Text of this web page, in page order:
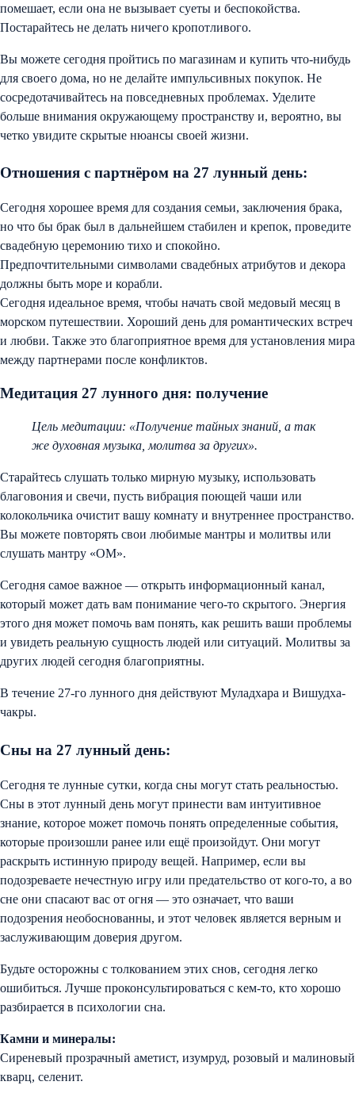
помешает, если она не вызывает суеты и беспокойства.
Постарайтесь не делать ничего кропотливого.
Вы можете сегодня пройтись по магазинам и купить что-нибудь
для своего дома, но не делайте импульсивных покупок. Не
сосредотачивайтесь на повседневных проблемах. Уделите
больше внимания окружающему пространству и, вероятно, вы
четко увидите скрытые нюансы своей жизни.
Отношения с партнёром на 27 лунный день:
Сегодня хорошее время для создания семьи, заключения брака,
но что бы брак был в дальнейшем стабилен и крепок, проведите
свадебную церемонию тихо и спокойно.
Предпочтительными символами свадебных атрибутов и декора
должны быть море и корабли.
Сегодня идеальное время, чтобы начать свой медовый месяц в
морском путешествии. Хороший день для романтических встреч
и любви. Также это благоприятное время для установления мира
между партнерами после конфликтов.
Медитация 27 лунного дня: получение
Цель медитации: «Получение тайных знаний, а так
же духовная музыка, молитва за других».
Старайтесь слушать только мирную музыку, использовать
благовония и свечи, пусть вибрация поющей чаши или
колокольчика очистит вашу комнату и внутреннее пространство.
Вы можете повторять свои любимые мантры и молитвы или
слушать мантру «ОМ».
Сегодня самое важное — открыть информационный канал,
который может дать вам понимание чего-то скрытого. Энергия
этого дня может помочь вам понять, как решить ваши проблемы
и увидеть реальную сущность людей или ситуаций. Молитвы за
других людей сегодня благоприятны.
В течение 27-го лунного дня действуют Муладхара и Вишудха-
чакры.
Сны на 27 лунный день:
Сегодня те лунные сутки, когда сны могут стать реальностью.
Сны в этот лунный день могут принести вам интуитивное
знание, которое может помочь понять определенные события,
которые произошли ранее или ещё произойдут. Они могут
раскрыть истинную природу вещей. Например, если вы
подозреваете нечестную игру или предательство от кого-то, а во
сне они спасают вас от огня — это означает, что ваши
подозрения необоснованны, и этот человек является верным и
заслуживающим доверия другом.
Будьте осторожны с толкованием этих снов, сегодня легко
ошибиться. Лучше проконсультироваться с кем-то, кто хорошо
разбирается в психологии сна.
Камни и минералы:
Сиреневый прозрачный аметист, изумруд, розовый и малиновый
кварц, селенит.